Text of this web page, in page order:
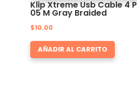
Klip Xtreme Usb Cable 4
05 M Gray Braided
$10.00
AÑADIR AL CARRITO